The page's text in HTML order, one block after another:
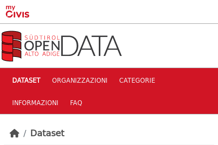
Skip to main content
DATASET ORGANIZZAZIONI CATEGORIE
INFORMAZIONI FAQ
Dataset